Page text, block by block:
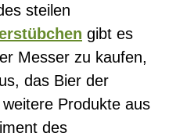
steilen
gibt es
Messer zu kaufen,
das Bier der
Produkte aus
des